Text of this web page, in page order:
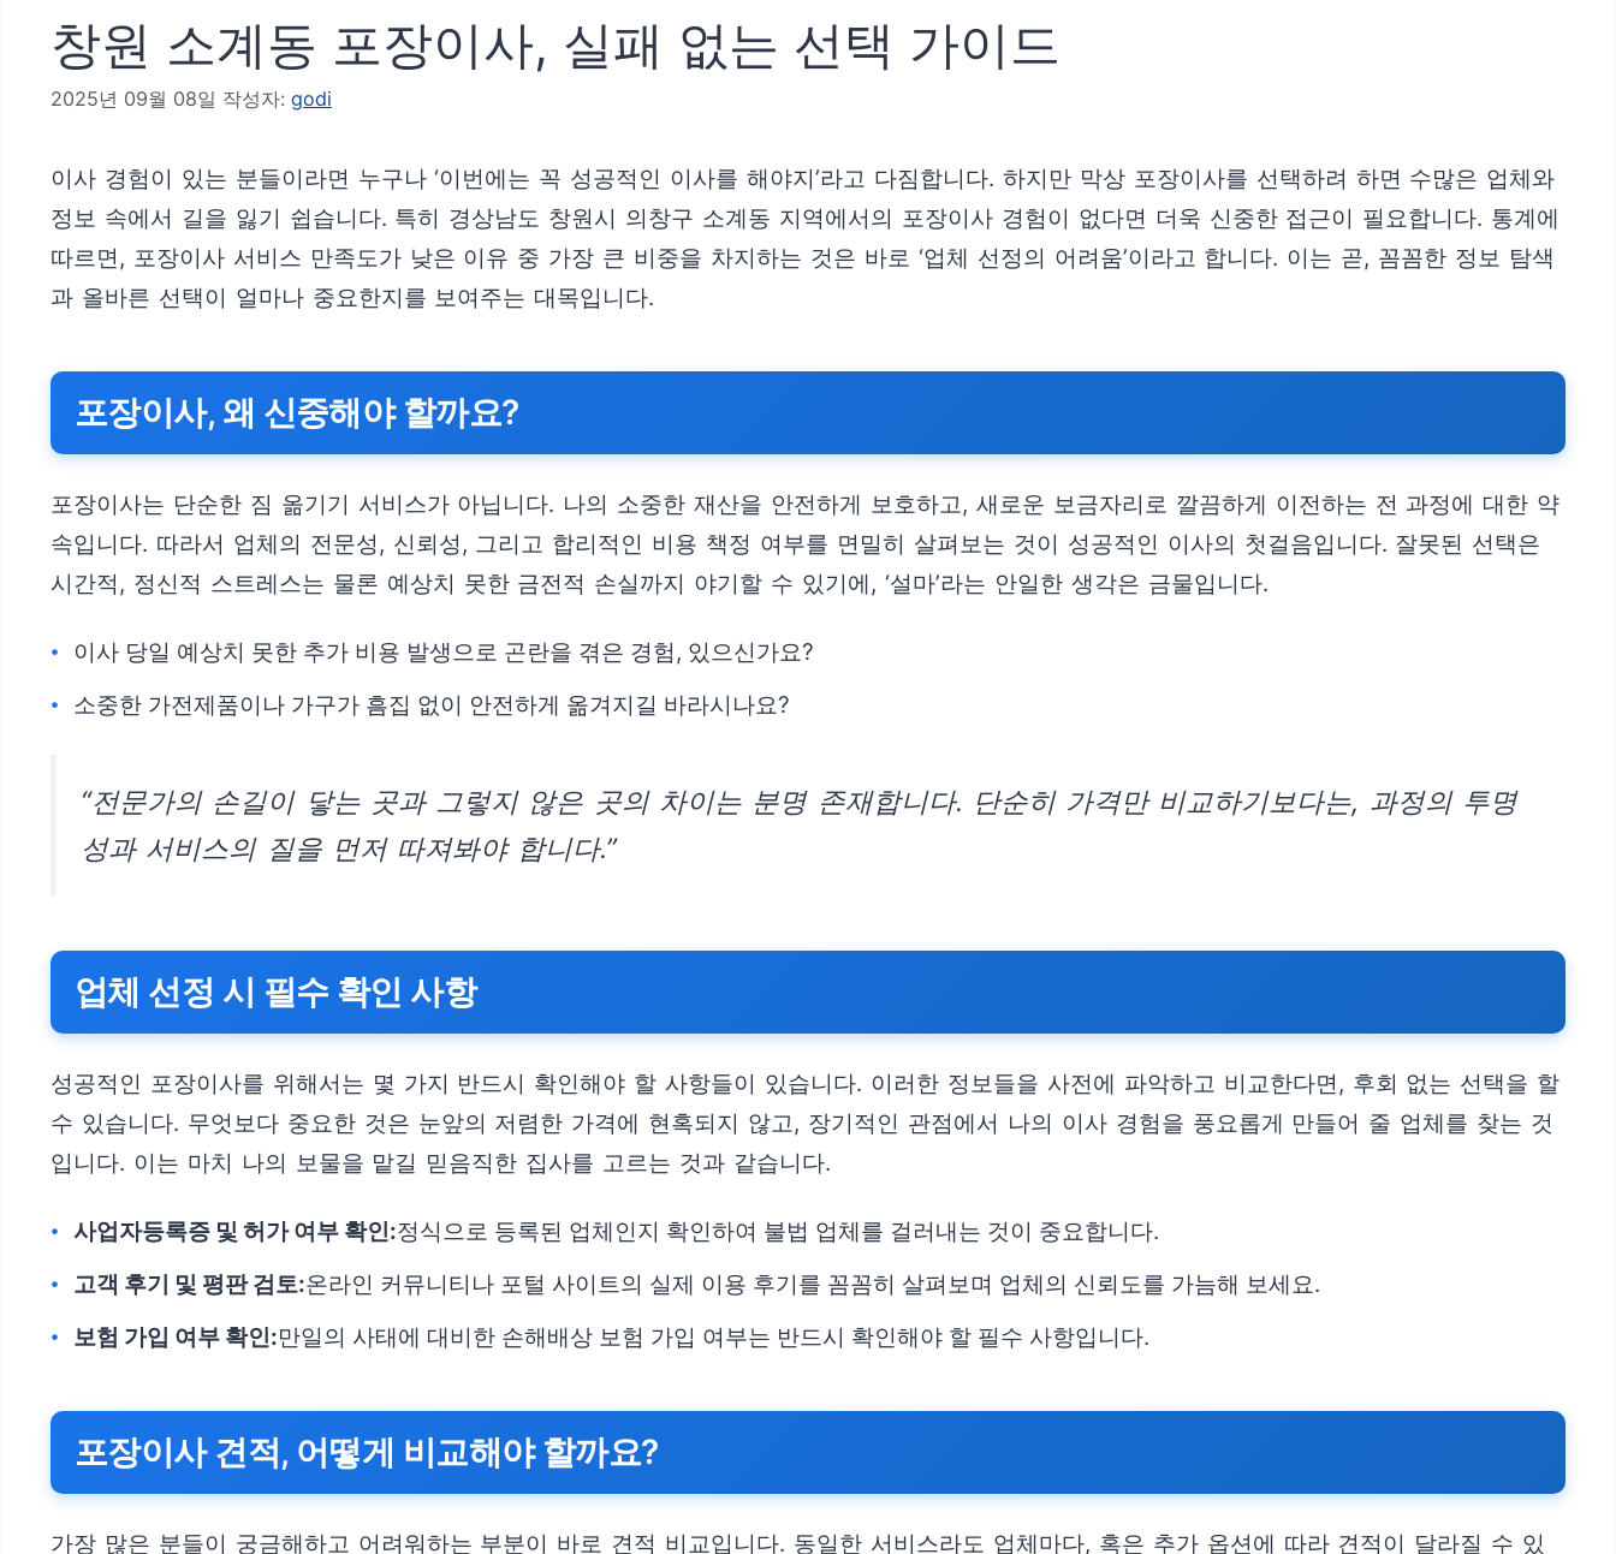
창원 소계동 포장이사, 실패 없는 선택 가이드
2025년 09월 08일 작성자: godi
이사 경험이 있는 분들이라면 누구나 ‘이번에는 꼭 성공적인 이사를 해야지’라고 다짐합니다. 하지만 막상 포장이사를 선택하려 하면 수많은 업체와
정보 속에서 길을 잃기 쉽습니다. 특히 경상남도 창원시 의창구 소계동 지역에서의 포장이사 경험이 없다면 더욱 신중한 접근이 필요합니다. 통계에
따르면, 포장이사 서비스 만족도가 낮은 이유 중 가장 큰 비중을 차지하는 것은 바로 ‘업체 선정의 어려움’이라고 합니다. 이는 곧, 꼼꼼한 정보 탐색
과 올바른 선택이 얼마나 중요한지를 보여주는 대목입니다.
포장이사, 왜 신중해야 할까요?
포장이사는 단순한 짐 옮기기 서비스가 아닙니다. 나의 소중한 재산을 안전하게 보호하고, 새로운 보금자리로 깔끔하게 이전하는 전 과정에 대한 약
속입니다. 따라서 업체의 전문성, 신뢰성, 그리고 합리적인 비용 책정 여부를 면밀히 살펴보는 것이 성공적인 이사의 첫걸음입니다. 잘못된 선택은
시간적, 정신적 스트레스는 물론 예상치 못한 금전적 손실까지 야기할 수 있기에, ‘설마’라는 안일한 생각은 금물입니다.
이사 당일 예상치 못한 추가 비용 발생으로 곤란을 겪은 경험, 있으신가요?
소중한 가전제품이나 가구가 흠집 없이 안전하게 옮겨지길 바라시나요?
“전문가의 손길이 닿는 곳과 그렇지 않은 곳의 차이는 분명 존재합니다. 단순히 가격만 비교하기보다는, 과정의 투명
성과 서비스의 질을 먼저 따져봐야 합니다.”
업체 선정 시 필수 확인 사항
성공적인 포장이사를 위해서는 몇 가지 반드시 확인해야 할 사항들이 있습니다. 이러한 정보들을 사전에 파악하고 비교한다면, 후회 없는 선택을 할
수 있습니다. 무엇보다 중요한 것은 눈앞의 저렴한 가격에 현혹되지 않고, 장기적인 관점에서 나의 이사 경험을 풍요롭게 만들어 줄 업체를 찾는 것
입니다. 이는 마치 나의 보물을 맡길 믿음직한 집사를 고르는 것과 같습니다.
사업자등록증 및 허가 여부 확인:정식으로 등록된 업체인지 확인하여 불법 업체를 걸러내는 것이 중요합니다.
고객 후기 및 평판 검토:온라인 커뮤니티나 포털 사이트의 실제 이용 후기를 꼼꼼히 살펴보며 업체의 신뢰도를 가늠해 보세요.
보험 가입 여부 확인:만일의 사태에 대비한 손해배상 보험 가입 여부는 반드시 확인해야 할 필수 사항입니다.
포장이사 견적, 어떻게 비교해야 할까요?
가장 많은 분들이 궁금해하고 어려워하는 부분이 바로 견적 비교입니다. 동일한 서비스라도 업체마다, 혹은 추가 옵션에 따라 견적이 달라질 수 있